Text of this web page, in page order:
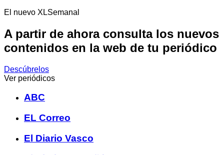
El nuevo XLSemanal
A partir de ahora consulta los nuevos
contenidos en la web de tu periódico
Descúbrelos
Ver periódicos
ABC
EL Correo
El Diario Vasco